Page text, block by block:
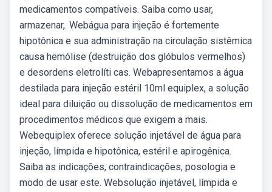
medicamentos compatíveis. Saiba como usar,
armazenar,. Webágua para injeção é fortemente
hipotônica e sua administração na circulação sistêmica
causa hemólise (destruição dos glóbulos vermelhos)
e desordens eletrolíti cas. Webapresentamos a água
destilada para injeção estéril 10ml equiplex, a solução
ideal para diluição ou dissolução de medicamentos em
procedimentos médicos que exigem a mais.
Webequiplex oferece solução injetável de água para
injeção, límpida e hipotônica, estéril e apirogênica.
Saiba as indicações, contraindicações, posologia e
modo de usar este. Websolução injetável, límpida e